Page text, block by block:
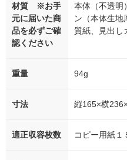
材質 ※お手
元に届いた商
品を必ずご確
認ください
本体（不透明
ン（本体生地
質紙、見出し
重量 94g
寸法 縦165×横
適正収容枚数 コピー用紙１